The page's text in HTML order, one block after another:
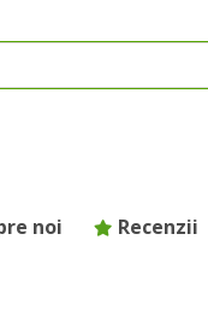
noi Recenzii